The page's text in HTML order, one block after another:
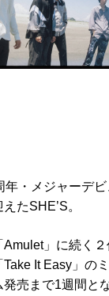
年・メジャーデ
たSHE’S。
」に続く
It Easy」の
売まで1週間と